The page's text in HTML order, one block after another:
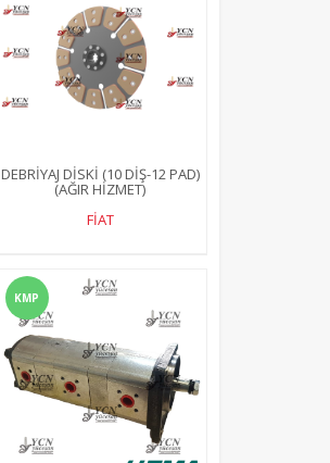
YCN 275 2wd
DEBRİYAJ DİSKİ (10 DİŞ-12 PAD)
(AĞIR HİZMET)
FİAT
KMP